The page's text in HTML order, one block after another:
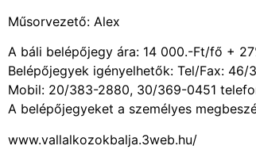
Műsorvezető: Alex
A báli belépőjegy ára: 14 000.-Ft/fő +
Belépőjegyek igényelhetők: Tel/Fax: 46/
Mobil: 20/383-2880, 30/369-0451
A belépőjegyeket a személyes
www.vallalkozokbalja.3web.hu/